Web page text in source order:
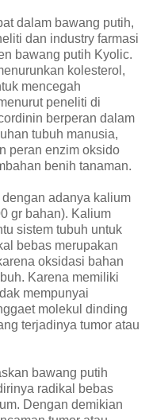
dalam bawang putih,
dan industry farmasi
bawang putih Kyolic.
kolesterol,
mencegah
peneliti di
berperan dalam
tubuh manusia,
peran enzim oksido
benih tanaman.
adanya kalium
gr bahan). Kalium
sistem tubuh untuk
bebas merupakan
oksidasi bahan
Karena memiliki
mempunyai
molekul dinding
terjadinya tumor atau
bawang putih
radikal bebas
Dengan demikian